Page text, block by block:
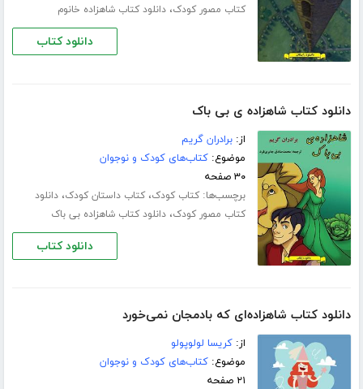
کتاب مصور کودک،دانلود کتاب شاهزاده خانوم
دانلود کتاب
دانلود کتاب شاهزاده ی بی باک
از:برادران گریم
موضوع:کتاب‌های کودک و نوجوان
۳۰ صفحه
برچسب‌ها:کتاب کودک،کتاب داستان کودک،دانلود
کتاب مصور کودک،دانلود کتاب شاهزاده بی باک
دانلود کتاب
دانلود کتاب شاهزاده‌ای که بادمجان نمی‌خورد
از:کریسا لولوپولو
موضوع:کتاب‌های کودک و نوجوان
۲۱ صفحه